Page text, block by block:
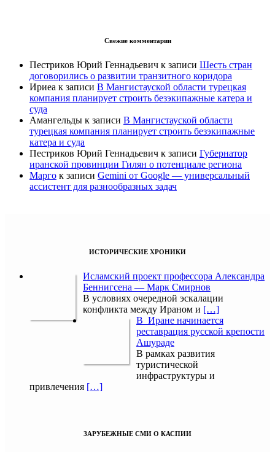
Свежие комментарии
Пестриков Юрий Геннадьевич к записи Шесть стран
договорились о развитии транзитного коридора
Ириеа к записи В Мангистауской области турецкая
компания планирует строить безэкипажные катера и
суда
Амангельды к записи В Мангистауской области
турецкая компания планирует строить безэкипажные
катера и суда
Пестриков Юрий Геннадьевич к записи Губернатор
иранской провинции Гилян о потенциале региона
Марго к записи Gemini от Google — универсальный
ассистент для разнообразных задач
ИСТОРИЧЕСКИЕ ХРОНИКИ
Исламский проект профессора Александра
Беннигсена — Марк Смирнов
В условиях очередной эскалации
конфликта между Ираном и […]
В Иране начинается
реставрация русской крепости
Ашураде
В рамках развития
туристической
инфраструктуры и
привлечения […]
ЗАРУБЕЖНЫЕ СМИ О КАСПИИ